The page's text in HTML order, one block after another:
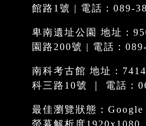
館路1號 | 電話：089-
卑南遺址公園 地址：
園路200號 | 電話：
南科考古館 地址：
科三路10號 ｜ 電話：
最佳瀏覽狀態：